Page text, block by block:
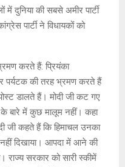
में दुनिया की सबसे अमीर पार्टी
पार्टी ने विधायकों को
करते हैं: प्रियंका
पर्यटक की तरह भ्रमण करते हैं
डालते हैं। मोदी जी कट गए
बारे में कुछ मालूम नहीं। कहा
जी कहते हैं कि हिमाचल उनका
दिखाया। आपदा में आने की
राज्य सरकार को सारी स्कीमें